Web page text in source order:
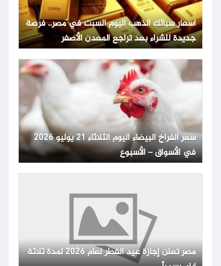
أسعار سبائك الذهب اليوم السبت في مصر.. فرصة
جديدة للشراء بعد تراجع المعدن الأصفر
سعر الفراخ البيضاء اليوم الثلاثاء 21 يوليو 2026
في الأسواق – الأسبوع
مصر تعلن إجازة عيد الفطر لعام 2026 لمدة ثلاثة